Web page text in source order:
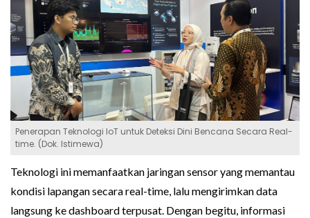
Penerapan Teknologi IoT untuk Deteksi Dini Bencana Secara Real-
time. (Dok. Istimewa)
Teknologi ini memanfaatkan jaringan sensor yang memantau
kondisi lapangan secara real-time, lalu mengirimkan data
langsung ke dashboard terpusat. Dengan begitu, informasi